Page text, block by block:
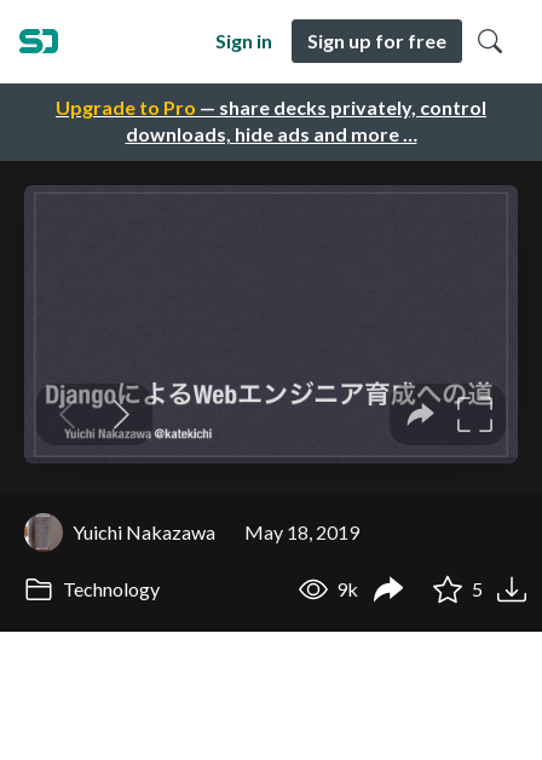
Upgrade to Pro — share decks privately, control
downloads, hide ads and more …
Sign in Sign up for free
Yuichi Nakazawa May 18, 2019
Technology 9k 5